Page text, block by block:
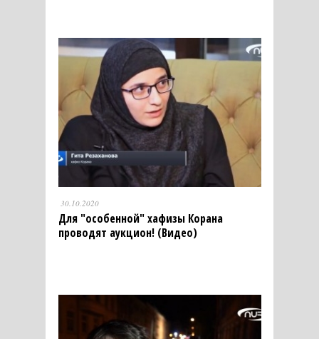
30.10.2020
Для "особенной" хафизы Корана
проводят аукцион! (Видео)